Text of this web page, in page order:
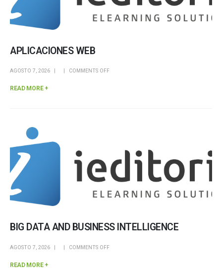
APLICACIONES WEB
AGOSTO 7, 2026 COMMENTS OFF
READ MORE +
BIG DATA AND BUSINESS INTELLIGENCE
AGOSTO 7, 2026 COMMENTS OFF
READ MORE +